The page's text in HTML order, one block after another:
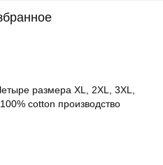
размера XL, 2XL, 3XL,
cotton производство